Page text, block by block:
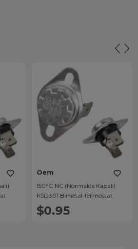
Oem
150°C NC (Normalde Kapalı)
KSD301 Bimetal Termostat
$0.95